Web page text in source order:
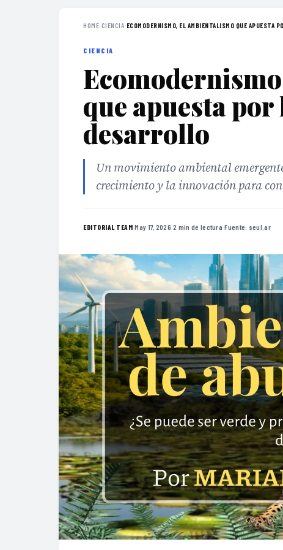
HOME›CIENCIA› ECOMODERNISMO, EL AMBIENTALISMO QUE APUESTA
CIENCIA
que apuesta
desarrollo
Un movimiento ambiental
crecimiento y la innovación para
EDITORIAL TEAM·May 17, 2026·2 min de lectura·Fuente: seul.ar